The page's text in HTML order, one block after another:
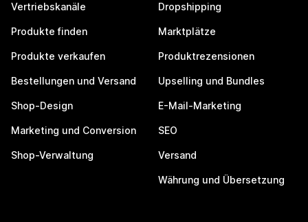
Vertriebskanäle
Produkte finden
Produkte verkaufen
Bestellungen und Versand
Shop-Design
Marketing und Conversion
Shop-Verwaltung
Dropshipping
Marktplätze
Produktrezensionen
Upselling und Bundles
E-Mail-Marketing
SEO
Versand
Währung und Übersetzung